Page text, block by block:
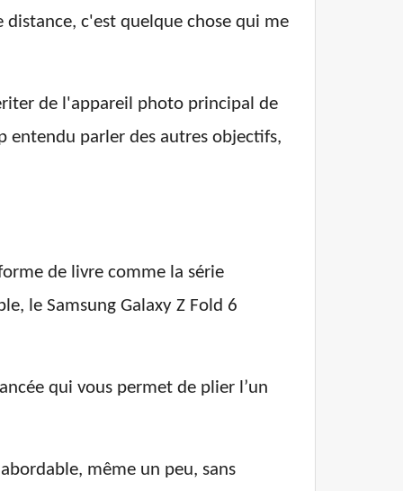
c'est quelque chose qui me
de l'appareil photo principal de
entendu parler des autres objectifs,
de livre comme la série
le Samsung Galaxy Z Fold 6
qui vous permet de plier l’un
même un peu, sans